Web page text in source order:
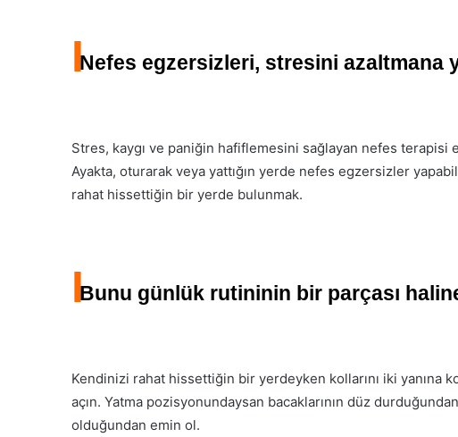
INefes egzersizleri, stresini azaltmana
Stres, kaygı ve paniğin hafiflemesini sağlayan nefes
Ayakta, oturarak veya yattığın yerde nefes egzersizler
rahat hissettiğin bir yerde bulunmak.
IBunu günlük rutininin bir parçası
Kendinizi rahat hissettiğin bir yerdeyken kollarını iki yanına
açın. Yatma pozisyonundaysan bacaklarının düz
olduğundan emin ol.